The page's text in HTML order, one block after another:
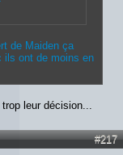
de Maiden ça
ils ont de moins en
leur décision...
#217